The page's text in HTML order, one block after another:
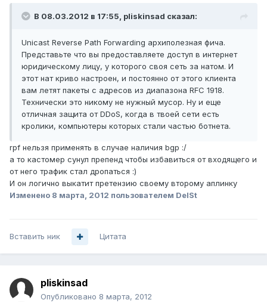
В 08.03.2012 в 17:55, pliskinsad сказал:
Unicast Reverse Path Forwarding архиполезная фича.
Представьте что вы предоставляете доступ в интернет
юридическому лицу, у которого своя сеть за натом. И
этот нат криво настроен, и постоянно от этого клиента
вам летят пакеты с адресов из диапазона RFC 1918.
Технически это никому не нужный мусор. Ну и еще
отличная защита от DDoS, когда в твоей сети есть
кролики, компьютеры которых стали частью ботнета.
rpf нельзя применять в случае наличия bgp :/
а то кастомер сунул препенд чтобы избавиться от входящего и
от него трафик стал дропаться :)
И он логично выкатит претензию своему второму аплинку
Изменено 8 марта, 2012 пользователем DelSt
Вставить ник Цитата
pliskinsad
Опубликовано 8 марта, 2012